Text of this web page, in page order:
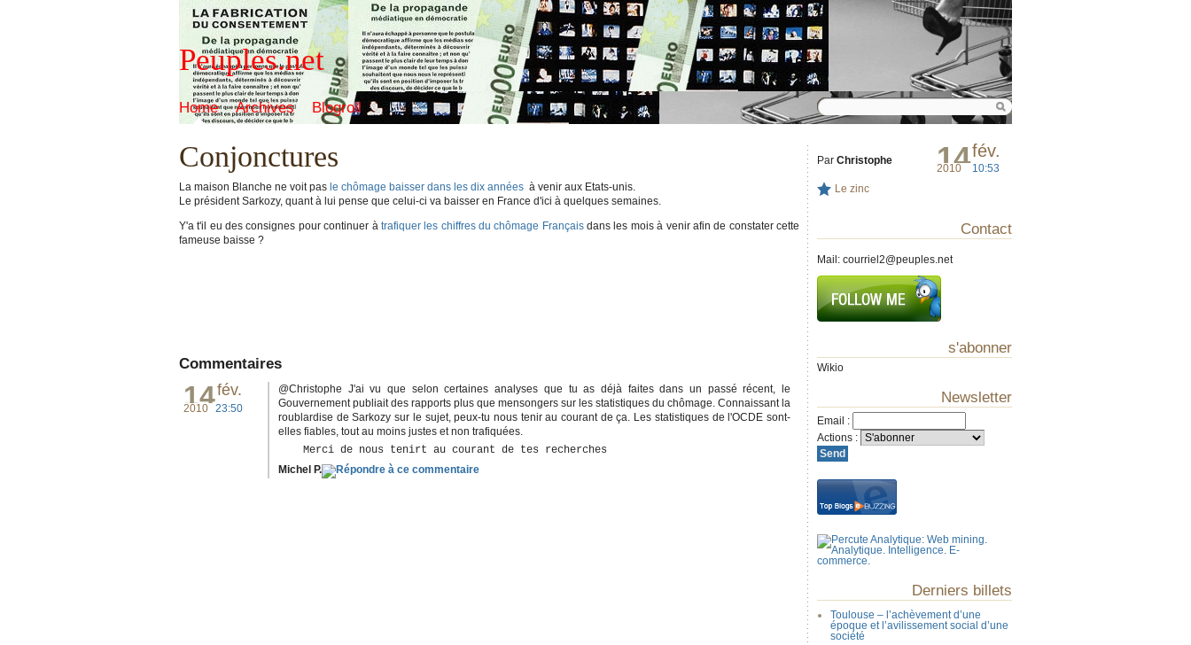
Peuples.net
Home Archives Blogroll
Conjonctures 14fév.
2010 10:53
Par Christophe
Le zinc
La maison Blanche ne voit pas le chômage baisser dans les dix années à venir aux Etats-unis.
Le président Sarkozy, quant à lui pense que celui-ci va baisser en France d'ici à quelques semaines.
Y'a t'il eu des consignes pour continuer à trafiquer les chiffres du chômage Françaisdans les mois à venir afin de constater cette
fameuse baisse ?
Commentaires
14fév.
2010 23:50
@Christophe J'ai vu que selon certaines analyses que tu as déjà faites dans un passé récent, le
Gouvernement publiait des rapports plus que mensongers sur les statistiques du chômage. Connaissant la
roublardise de Sarkozy sur le sujet, peux-tu nous tenir au courant de ça. Les statistiques de l'OCDE sont-
elles fiables, tout au moins justes et non trafiquées.
    Merci de nous tenirt au courant de tes recherches
Michel P.
Contact
Mail: courriel2@peuples.net
s'abonner
Wikio
Newsletter
Email :
Actions :
Derniers billets
Toulouse – l’achèvement d’une
époque et l’avilissement social d’une
société